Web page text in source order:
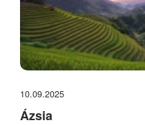
10.09.2025
Ázsia